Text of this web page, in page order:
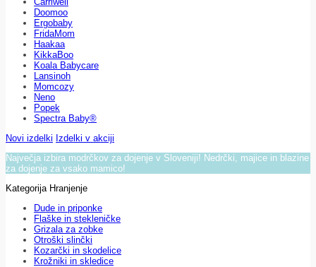
Doomoo
Ergobaby
FridaMom
Haakaa
KikkaBoo
Koala Babycare
Lansinoh
Momcozy
Neno
Popek
Spectra Baby®
Novi izdelki Izdelki v akciji
Največja izbira modrčkov za dojenje v Sloveniji! Nedrčki, majice in blazine
za dojenje za vsako mamico!
Kategorija Hranjenje
Dude in priponke
Flaške in stekleničke
Grizala za zobke
Otroški slinčki
Kozarčki in skodelice
Krožniki in skledice